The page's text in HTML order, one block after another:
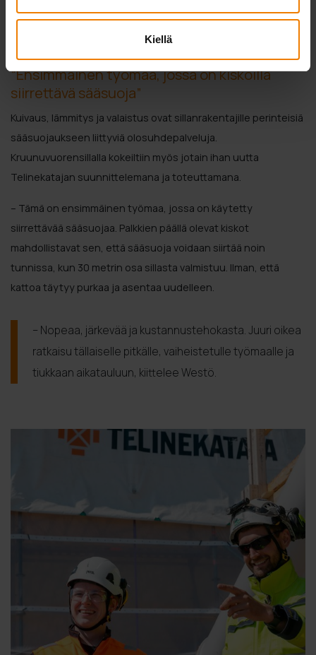
Kiellä
Toukokuussa 2023 Suomen pisimmän ja korkeimman sillan työmaalla
Telinekataja tuki kolmella sääsuojalla Nordecin töitä ja tiukkaa aikataulua.
”Ensimmäinen työmaa, jossa on kiskoilla
siirrettävä sääsuoja”
Kuivaus, lämmitys ja valaistus ovat sillanrakentajille perinteisiä
sääsuojaukseen liittyviä olosuhdepalveluja.
Kruunuvuorensillalla kokeiltiin myös jotain ihan uutta
Telinekatajan suunnittelemana ja toteuttamana.
– Tämä on ensimmäinen työmaa, jossa on käytetty
siirrettävää sääsuojaa. Palkkien päällä olevat kiskot
mahdollistavat sen, että sääsuoja voidaan siirtää noin
tunnissa, kun 30 metrin osa sillasta valmistuu. Ilman, että
kattoa täytyy purkaa ja asentaa uudelleen.
– Nopeaa, järkevää ja kustannustehokasta. Juuri oikea
ratkaisu tällaiselle pitkälle, vaiheistetulle työmaalle ja
tiukkaan aikatauluun, kiittelee Westö.